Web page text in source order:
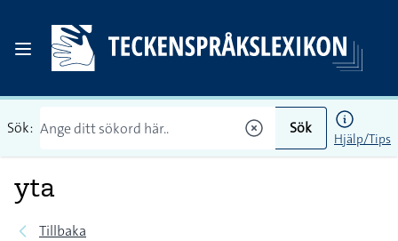
Sök: Sök
Hjälp/Tips
yta
Tillbaka